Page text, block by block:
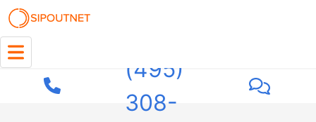
(495)
308-